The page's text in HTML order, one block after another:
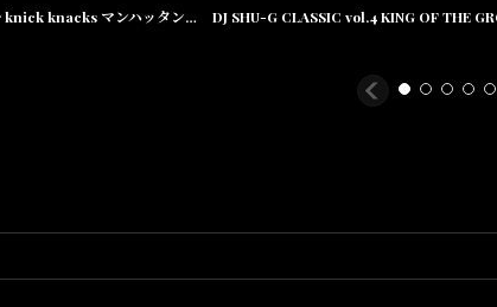
商品状態を最優先としておりますので、御理解御
Interbreed × Manhattan Records Diggin Bear knick knacks マンハッタンレコード ベアー ソフビ フィギュア
DJ SHU-G CLASSIC vol.4 KING OF THE